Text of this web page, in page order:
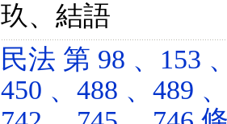
玖、結語
民法 第 98 、153
450 、488 、489